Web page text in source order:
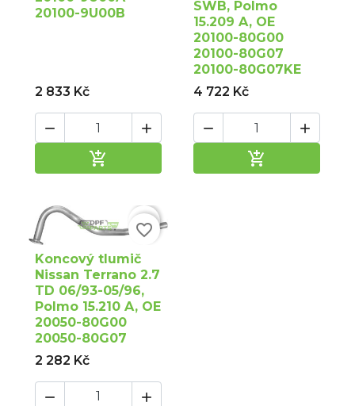
20100-9U00B
2 833 Kč
 

SWB, Polmo
15.209 A, OE
20100-80G00
20100-80G07
20100-80G07KE
4 722 Kč
 


favorite_border
Koncový tlumič
Nissan Terrano 2.7
TD 06/93-05/96,
Polmo 15.210 A, OE
20050-80G00
20050-80G07
2 282 Kč
 